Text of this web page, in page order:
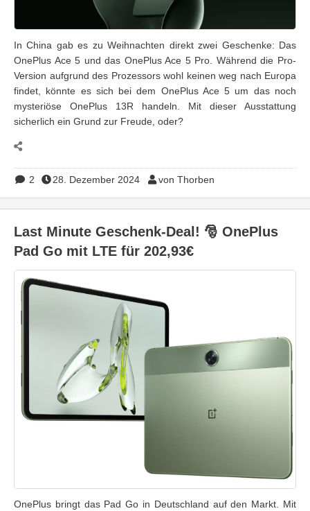
In China gab es zu Weihnachten direkt zwei Geschenke: Das
OnePlus Ace 5 und das OnePlus Ace 5 Pro. Während die Pro-
Version aufgrund des Prozessors wohl keinen weg nach Europa
findet, könnte es sich bei dem OnePlus Ace 5 um das noch
mysteriöse OnePlus 13R handeln. Mit dieser Ausstattung
sicherlich ein Grund zur Freude, oder?
2 28. Dezember 2024 von Thorben
Last Minute Geschenk-Deal! 🎅 OnePlus
Pad Go mit LTE für 202,93€
OnePlus bringt das Pad Go in Deutschland auf den Markt. Mit